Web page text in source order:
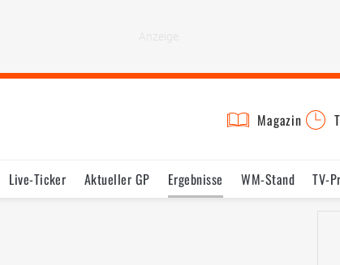
Magazin
Live-Ticker Aktueller GP Ergebnisse WM-Stand TV-